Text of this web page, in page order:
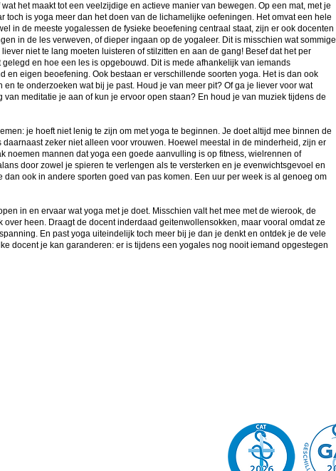
het maakt tot een veelzijdige en actieve manier van bewegen. Op een mat, met je
toch is yoga meer dan het doen van de lichamelijke oefeningen. Het omvat een hele
in de meeste yogalessen de fysieke beoefening centraal staat, zijn er ook docenten
in de les verweven, of dieper ingaan op de yogaleer. Dit is misschien wat sommige
niet te lang moeten luisteren of stilzitten en aan de gang! Besef dat het per
en hoe een les is opgebouwd. Dit is mede afhankelijk van iemands
en eigen beoefening. Ook bestaan er verschillende soorten yoga. Het is dan ook
te onderzoeken wat bij je past. Houd je van meer pit? Of ga je liever voor wat
meditatie je aan of kun je ervoor open staan? En houd je van muziek tijdens de
je hoeft niet lenig te zijn om met yoga te beginnen. Je doet altijd mee binnen de
zeker niet alleen voor vrouwen. Hoewel meestal in de minderheid, zijn er
noemen mannen dat yoga een goede aanvulling is op fitness, wielrennen of
door zowel je spieren te verlengen als te versterken en je evenwichtsgevoel en
dan ook in andere sporten goed van pas komen. Een uur per week is al genoeg om
in en ervaar wat yoga met je doet. Misschien valt het mee met de wierook, de
over heen. Draagt de docent inderdaad geitenwollensokken, maar vooral omdat ze
En past yoga uiteindelijk toch meer bij je dan je denkt en ontdek je de vele
docent je kan garanderen: er is tijdens een yogales nog nooit iemand opgestegen